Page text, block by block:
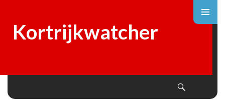
Kortrijkwatcher